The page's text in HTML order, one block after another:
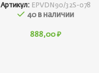
Артикул: EPVDN90/32S-078
40 в наличии
888,00 ₽